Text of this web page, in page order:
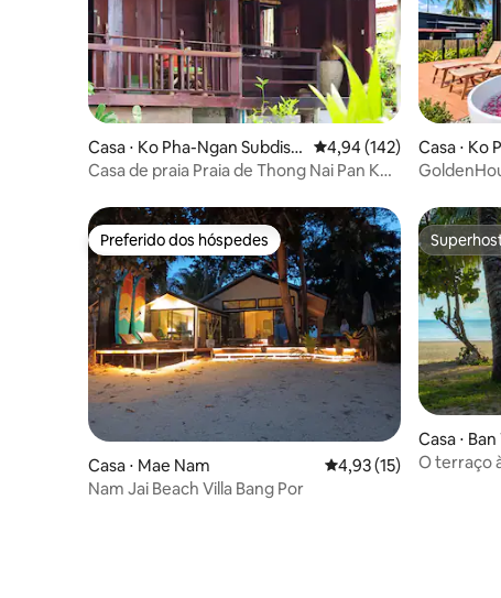
Casa ⋅ Ko Pha-Ngan Subdistr
ict
4,94 de uma avaliação
4,94 (142)
Casa de praia Praia de Thong Nai Pan Ko
Casa ⋅ Ko
Preferido dos hóspedes
Preferido dos hóspedes
Casa ⋅ Mae Nam 4,93 de uma avaliação
4,93 (15)
Nam Jai Beach Villa Bang Por
Casa ⋅ Ban
O terraço